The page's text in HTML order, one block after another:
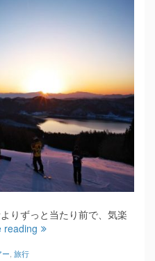
りずっと当たり前で、気楽
reading
旅行